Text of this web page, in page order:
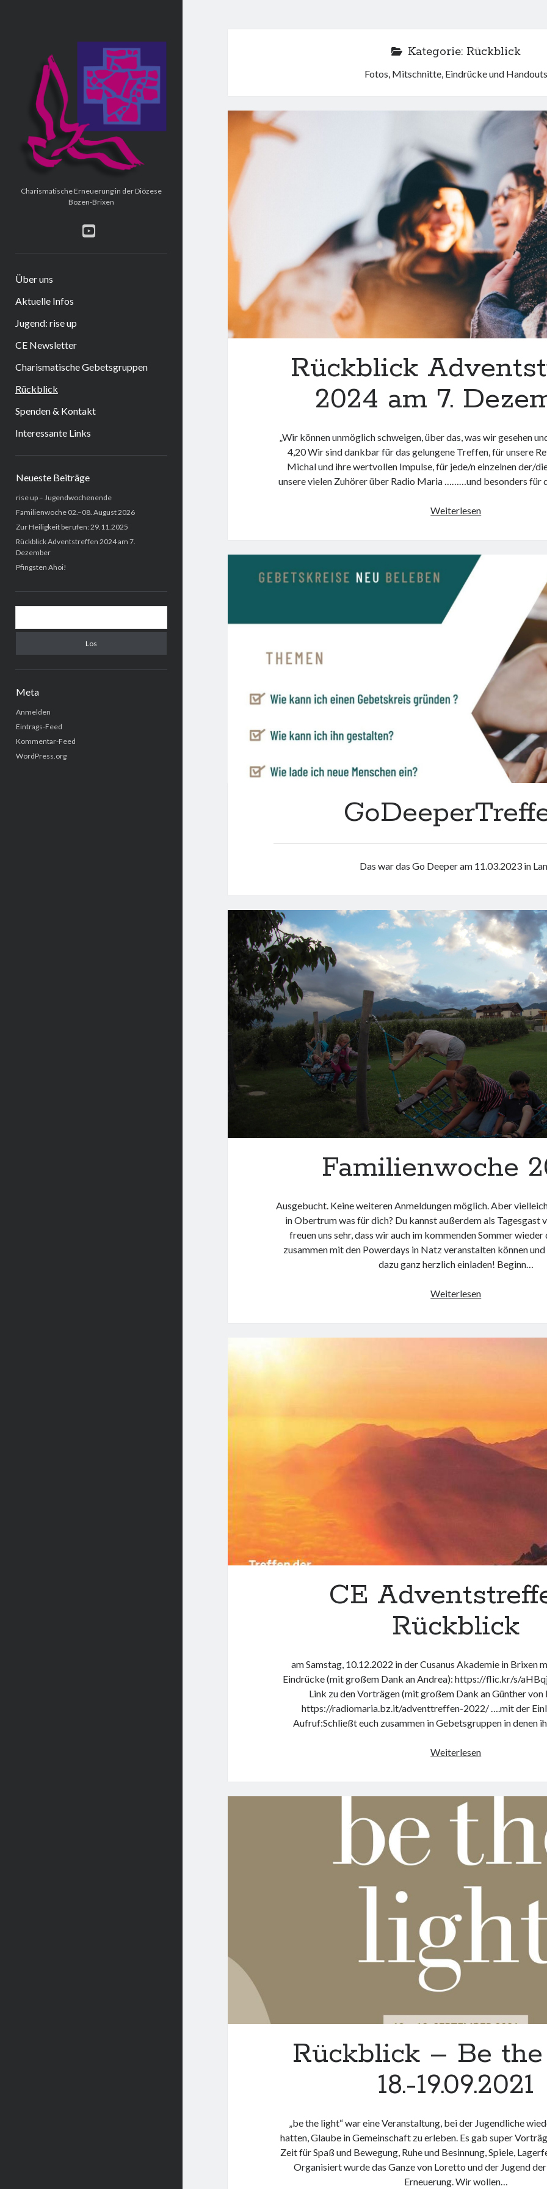
Charismatische
Erneuerung
Charismatische Erneuerung in der Diözese
Bozen-Brixen
youtube
Über uns
Aktuelle Infos
Jugend: rise up
CE Newsletter
Charismatische Gebetsgruppen
Rückblick
Spenden & Kontakt
Interessante Links
Neueste Beiträge
rise up – Jugendwochenende
Familienwoche 02.–08. August 2026
Zur Heiligkeit berufen: 29.11.2025
Rückblick Adventstreffen 2024 am 7.
Dezember
Pfingsten Ahoi!
Meta
Anmelden
Eintrags-Feed
Kommentar-Feed
WordPress.org
Kategorie: Rückblick
Fotos, Mitschnitte, Eindrücke und Handouts
Rückblick
2024 am 7.
„Wir können unmöglich schweigen, über das, was wir gesehen
4,20 Wir sind dankbar für das gelungene Treffen, für unsere
Michal und ihre wertvollen Impulse, für jede/n einzelnen der/
unsere vielen Zuhörer über Radio Maria ………und besonders für
WeiterlesenRückblick
am
Das war das Go Deeper am 11.03.2023 in
Familienwoche
Ausgebucht. Keine weiteren Anmeldungen möglich. Aber
in Obertrum was für dich? Du kannst außerdem als
freuen uns sehr, dass wir auch im kommenden Sommer
zusammen mit den Powerdays in Natz veranstalten können
dazu ganz herzlich einladen! Beginn…
WeiterlesenFamilienwoche
CE
Rückblick
am Samstag, 10.12.2022 in der Cusanus Akademie in Brixen
Eindrücke (mit großem Dank an Andrea): https://flic.kr/s/
Link zu den Vorträgen (mit großem Dank an Günther
https://radiomaria.bz.it/adventtreffen-2022/ ….mit der
Aufruf:Schließt euch zusammen in Gebetsgruppen in denen
WeiterlesenCE
Rückblick – Be
18.-19.09.2021
„be the light“ war eine Veranstaltung, bei der Jugendliche
hatten, Glaube in Gemeinschaft zu erleben. Es gab super
Zeit für Spaß und Bewegung, Ruhe und Besinnung, Spiele,
Organisiert wurde das Ganze von Loretto und der Jugend
Erneuerung. Wir wollen…